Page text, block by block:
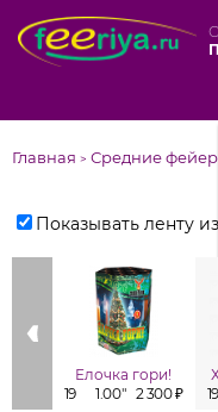
Главная > Средние
Показывать ленту
Елочка гори!
19
1.00" 2 300 ₽
19